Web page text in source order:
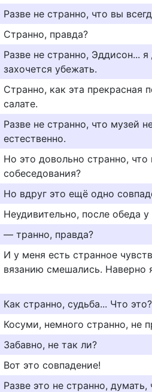
Разве не странно, что вы
Странно, правда?
Разве не странно, Эддисон...
захочется убежать.
Странно, как эта прекрасная
салате.
Разве не странно, что музей
естественно.
Но это довольно странно,
собеседования?
Но вдруг это ещё одно
Неудивительно, после обеда
— транно, правда?
И у меня есть странное
вязанию смешались. Наверно
Как странно, судьба... Что это?
Косуми, немного странно, не
Забавно, не так ли?
Вот это совпадение!
Разве это не странно,